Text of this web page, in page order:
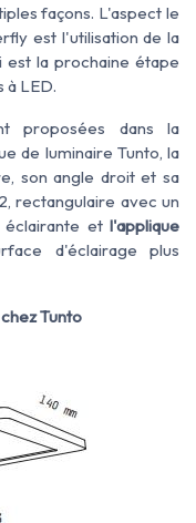
façons. L'aspect le
est l'utilisation de la
est la prochaine étape
à LED.
proposées dans la
de luminaire Tunto, la
son angle droit et sa
rectangulaire avec un
et l'applique
d'éclairage plus
Tunto